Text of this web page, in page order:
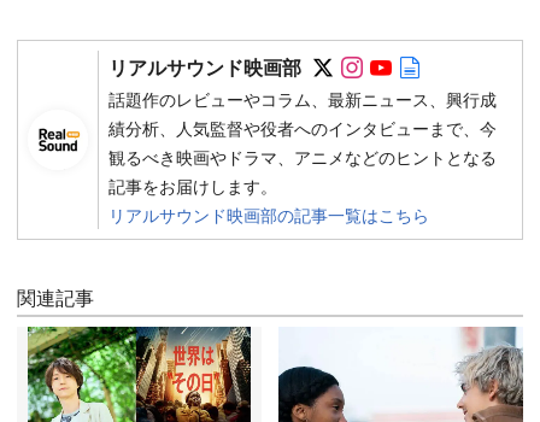
リアルサウンド映画部 Follow on SNS
Follow on SNS
Follow on
話題作のレビューやコラム、最新ニュース、興行成
績分析、人気監督や役者へのインタビューまで、今
観るべき映画やドラマ、アニメなどのヒントとなる
記事をお届けします。
リアルサウンド映画部の記事一覧はこちら
関連記事